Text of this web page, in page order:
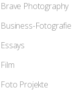
Brave Photography
Business-Fotografie
Essays
Film
Foto Projekte